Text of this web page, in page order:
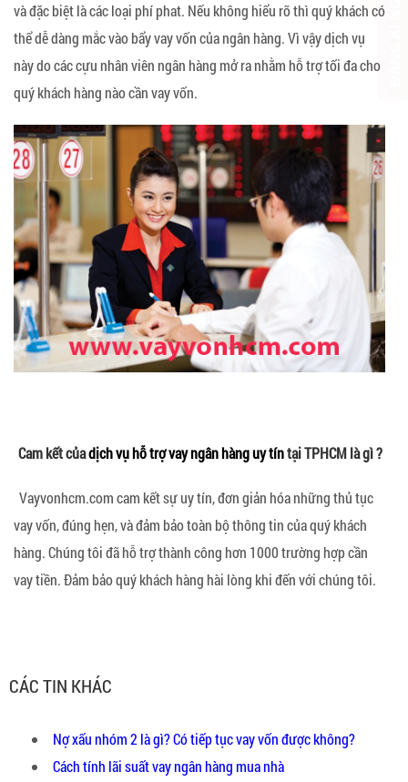
và đặc biệt là các loại phí phat. Nếu không hiểu rõ thì quý khách có
thể dễ dàng mắc vào bẩy vay vốn của ngân hàng. Vì vậy dịch vụ
này do các cựu nhân viên ngân hàng mở ra nhằm hỗ trợ tối đa cho
quý khách hàng nào cần vay vốn.
Cam kết củadịch vụ hỗ trợ vay ngân hàng uy tíntại TPHCM là gì ?
Vayvonhcm.com cam kết sự uy tín, đơn giản hóa những thủ tục
vay vốn, đúng hẹn, và đảm bảo toàn bộ thông tin của quý khách
hàng. Chúng tôi đã hỗ trợ thành công hơn 1000 trường hợp cần
vay tiền. Đảm bảo quý khách hàng hài lòng khi đến với chúng tôi.
CÁC TIN KHÁC
Nợ xấu nhóm 2 là gì? Có tiếp tục vay vốn được không?
Cách tính lãi suất vay ngân hàng mua nhà